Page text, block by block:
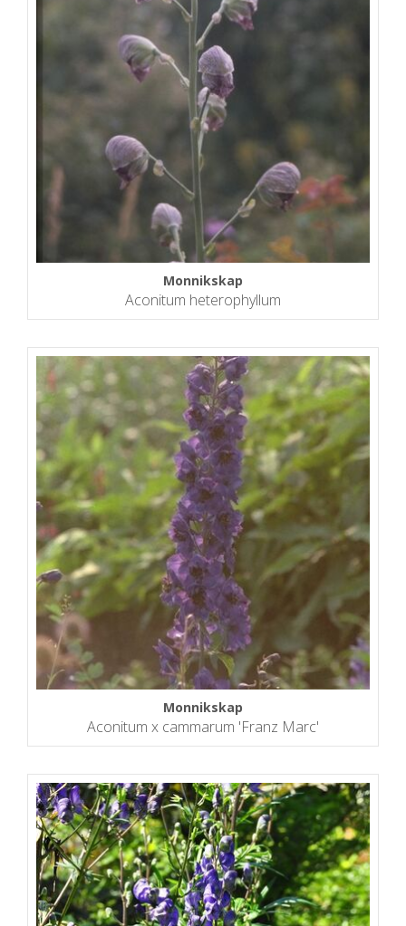
Monnikskap
Aconitum heterophyllum
Monnikskap
Aconitum x cammarum 'Franz Marc'